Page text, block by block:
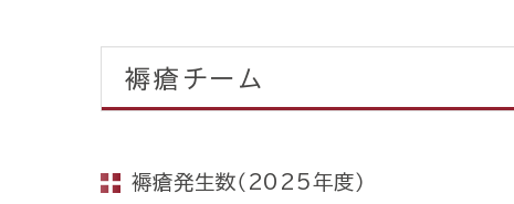
褥瘡チーム
褥瘡発生数（2025年度）